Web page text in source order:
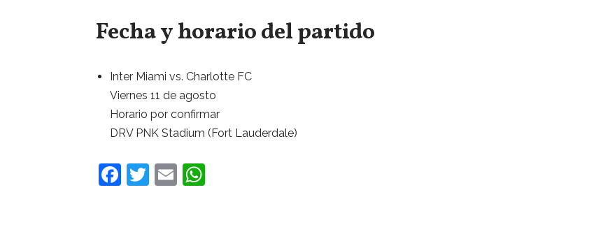
Fecha y horario del partido
Inter Miami vs. Charlotte FC
Viernes 11 de agosto
Horario por confirmar
DRV PNK Stadium (Fort Lauderdale)
F
T
E